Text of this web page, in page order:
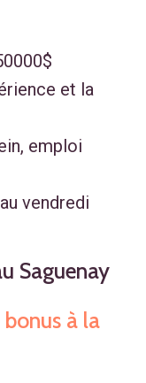
et la
emploi
vendredi
Saguenay
bonus à la